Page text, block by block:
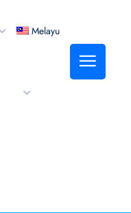
Melayu